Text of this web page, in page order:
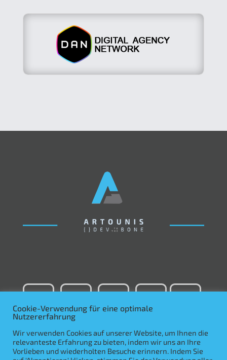
Cookie-Verwendung für eine optimale
Nutzererfahrung
Wir verwenden Cookies auf unserer Website, um Ihnen die
relevanteste Erfahrung zu bieten, indem wir uns an Ihre
Vorlieben und wiederholten Besuche erinnern. Indem Sie